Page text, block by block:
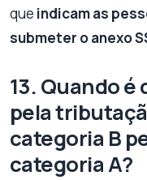
que indicam as
submeter o anexo
13. Quando
pela
categoria B
categoria A?